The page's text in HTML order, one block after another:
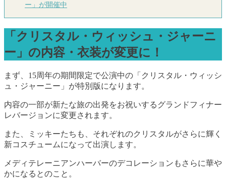
ー」が開催中
「クリスタル・ウィッシュ・ジャーニ
ー」の内容・衣装が変更に！
まず、15周年の期間限定で公演中の「クリスタル・ウィッシ
ュ・ジャーニー」が特別版になります。
内容の一部が新たな旅の出発をお祝いするグランドフィナー
レバージョンに変更されます。
また、ミッキーたちも、それぞれのクリスタルがさらに輝く
新コスチュームになって出演します。
メディテレーニアンハーバーのデコレーションもさらに華や
かになるとのこと。